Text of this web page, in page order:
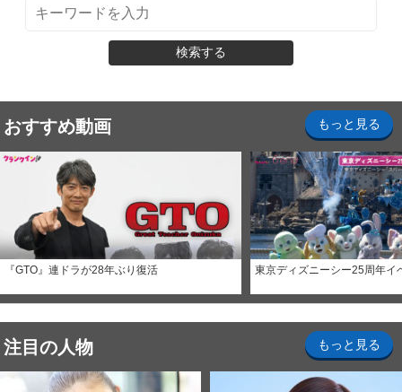
検索する
おすすめ動画 もっと見る
『GTO』連ドラが28年ぶり復活 東京ディズニーシー25周年イ
注目の人物 もっと見る